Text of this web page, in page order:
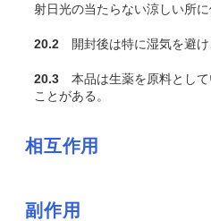
射日光の当たらない涼しい所に
20.2 開封後は特に湿気を避け
20.3 本品は生薬を原料とし
ことがある。
相互作用
副作用